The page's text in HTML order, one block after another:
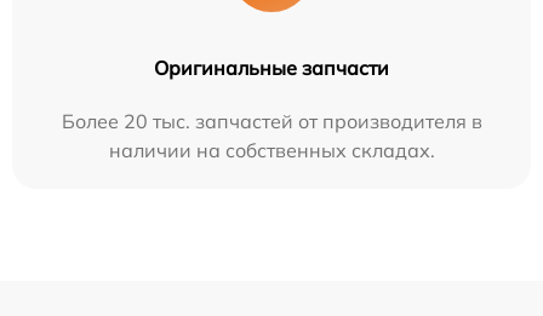
Оригинальные запчасти
Более 20 тыс. запчастей от производителя в
наличии на собственных складах.